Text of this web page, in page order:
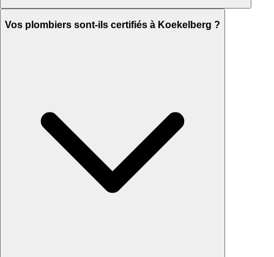
Vos plombiers sont-ils certifiés à Koekelberg ?